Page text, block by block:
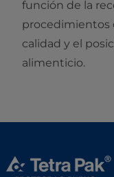
función de la
procedimientos
calidad y el
alimenticio.